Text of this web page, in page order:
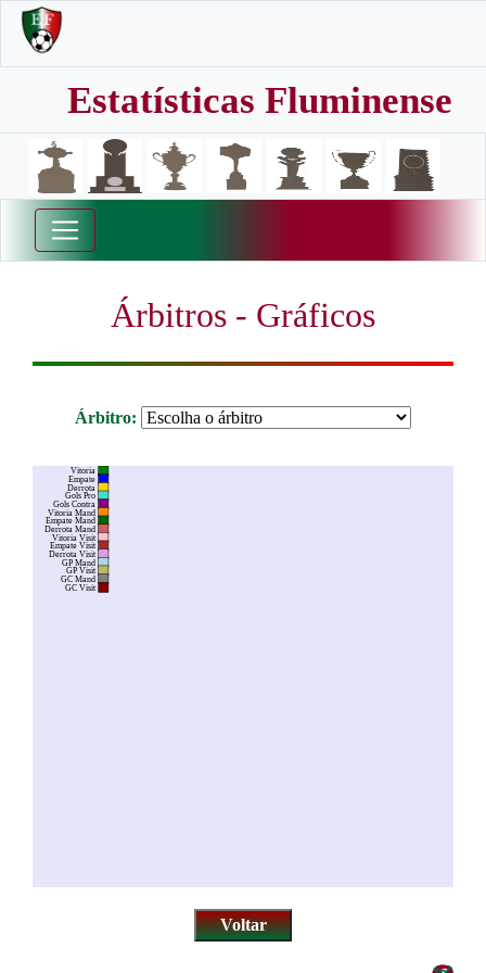
Estatísticas Fluminense
Árbitros - Gráficos
Árbitro:
Vitoria
Empate
Derrota
Gols Pro
Gols Contra
Vitoria Mand
Empate Mand
Derrota Mand
Vitoria Visit
Empate Visit
Derrota Visit
GP Mand
GP Visit
GC Mand
GC Visit